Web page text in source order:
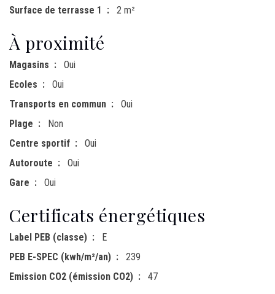
Surface de terrasse 1 2 m²
À proximité
Magasins
Oui
Ecoles
Oui
Transports en commun
Oui
Plage
Non
Centre sportif
Oui
Autoroute
Oui
Gare
Oui
Certificats énergétiques
Label PEB (classe)
E
PEB E-SPEC (kwh/m²/an)
239
Emission CO2 (émission CO2)
47